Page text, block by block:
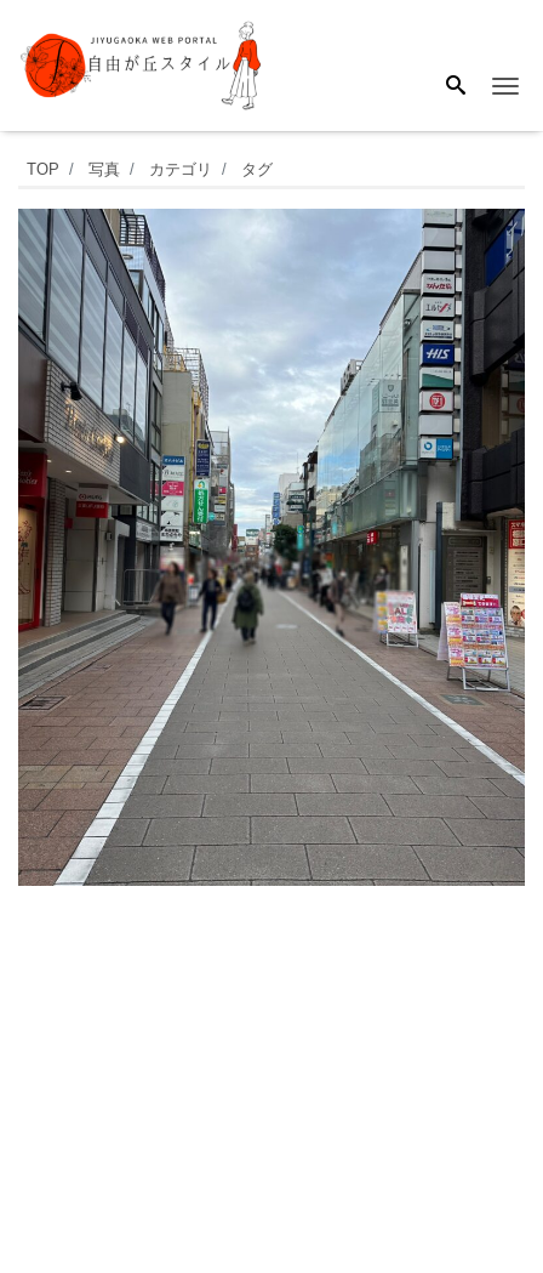
自
由
が
丘
南
口
を
出
る
と
広
が
る
「マ
リ
ク
レ
ー
ル
通
TOP 写真 カテゴリ タグ